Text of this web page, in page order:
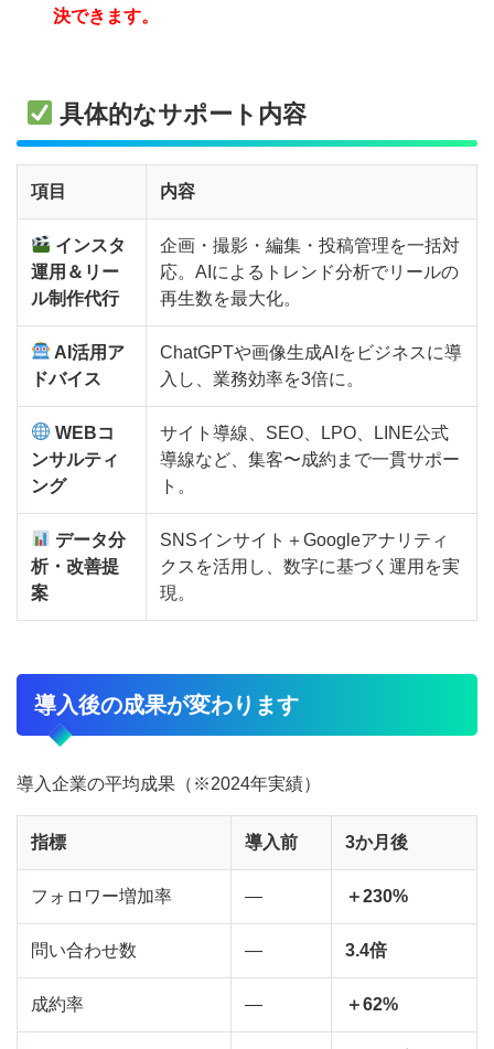
決できます。
具体的なサポート内容
項目 内容
インスタ
運用＆リー
ル制作代行
企画・撮影・編集・投稿管理を一括対
応。AIによるトレンド分析でリールの
再生数を最大化。
AI活用ア
ドバイス
ChatGPTや画像生成AIをビジネスに導
入し、業務効率を3倍に。
WEBコ
ンサルティ
ング
サイト導線、SEO、LPO、LINE公式
導線など、集客〜成約まで一貫サポー
ト。
データ分
析・改善提
案
SNSインサイト＋Googleアナリティ
クスを活用し、数字に基づく運用を実
現。
導入後の成果が変わります
導入企業の平均成果（※2024年実績）
指標 導入前 3か月後
フォロワー増加率 ― ＋230%
問い合わせ数 ― 3.4倍
成約率 ― ＋62%